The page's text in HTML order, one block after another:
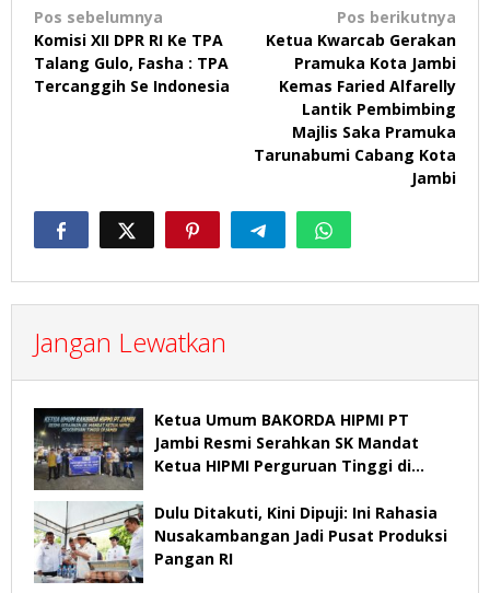
Navigasi
pos
Pos sebelumnya
Komisi XII DPR RI Ke TPA
Talang Gulo, Fasha : TPA
Tercanggih Se Indonesia
Pos berikutnya
Ketua Kwarcab Gerakan
Pramuka Kota Jambi
Kemas Faried Alfarelly
Lantik Pembimbing
Majlis Saka Pramuka
Tarunabumi Cabang Kota
Jambi
Jangan Lewatkan
Ketua Umum BAKORDA HIPMI PT
Jambi Resmi Serahkan SK Mandat
Ketua HIPMI Perguruan Tinggi di
Dulu Ditakuti, Kini Dipuji: Ini Rahasia
Nusakambangan Jadi Pusat Produksi
Pangan RI